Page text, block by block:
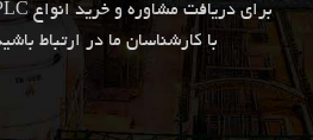
برای دریافت مشاوره و خرید انواع PLC
با کارشناسان ما در ارتباط